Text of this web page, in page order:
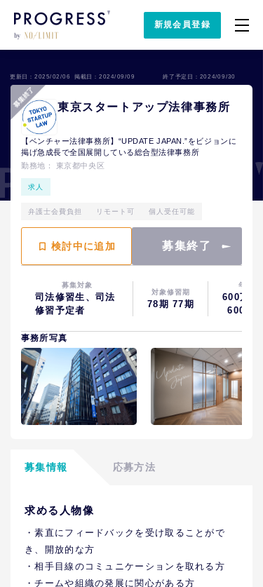
新規会員登録
更新日：2025/02/06 掲載日：2024/09/09 終了予定日：2024/09/30
東京スタートアップ法律事務所
【ベンチャー法律事務所】“UPDATE JAPAN.”をビジョンに
掲げ急成長で全国展開している総合型法律事務所
勤務地： 東京都中央区
求人
弁護士会費負担 リモート可 個人受任可能
検討中に追加 募集終了
募集対象
司法修習生、司法
修習予定者
対象修習期
78期 77期
年収
600万円
600万円
事務所写真
募集情報 応募方法
求める人物像
・素直にフィードバックを受け取ることがで
き、開放的な方
・相手目線のコミュニケーションを取れる方
・チームや組織の発展に関心がある方